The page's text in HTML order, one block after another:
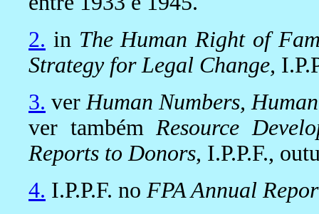
2. in The Human Right of
Strategy for Legal Change,
3. verHuman Numbers,
ver tambémResource
Reports to Donors, I.P.P.F.,
4. I.P.P.F. no FPA Annual